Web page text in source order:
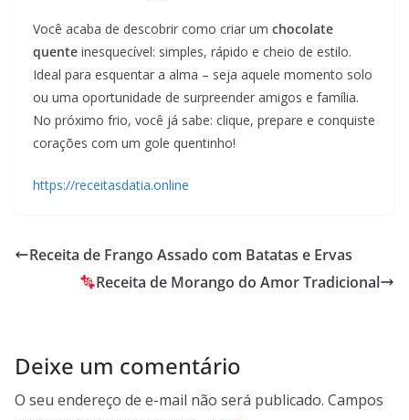
Você acaba de descobrir como criar um chocolate
quente inesquecível: simples, rápido e cheio de estilo.
Ideal para esquentar a alma – seja aquele momento solo
ou uma oportunidade de surpreender amigos e família.
No próximo frio, você já sabe: clique, prepare e conquiste
corações com um gole quentinho!
https://receitasdatia.online
Receita de Frango Assado com Batatas e Ervas
Receita de Morango do Amor Tradicional
Deixe um comentário
O seu endereço de e-mail não será publicado. Campos